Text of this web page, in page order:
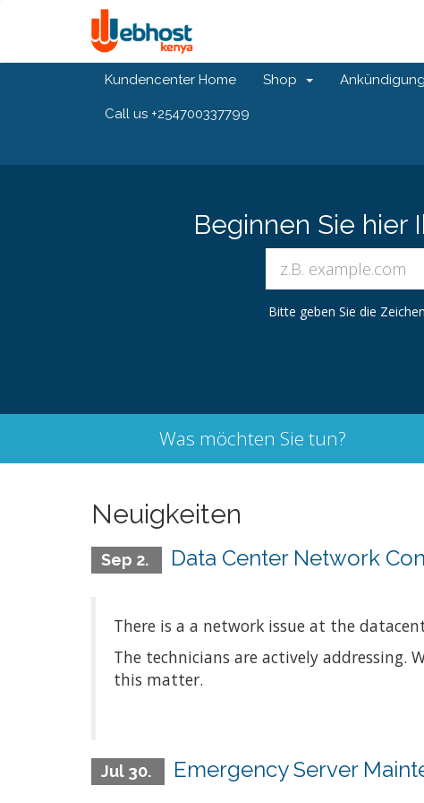
Kundencenter Home Shop
Call us +254700337799
Beginnen Sie hier
Bitte geben Sie die
Was möchten Sie tun?
Neuigkeiten
Sep 2. Data Center Network
There is a a network issue at the
The technicians are actively addressing.
this matter.
Jul 30. Emergency Server